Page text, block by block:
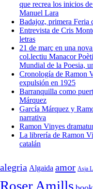
que recrea los inicios
Manuel Lara
Badajoz, primera
Entrevista de Cris
letras
21 de març en una
col.lectiu Manacor
Mundial de la Poesia,
Cronología de Ramon
expulsión en 1925
Barranquilla como
Márquez
García Márquez y
narrativa
Ramon Vinyes
La librería de Ramon
catalán
alegria Algaida amor Asja
Roser Amills